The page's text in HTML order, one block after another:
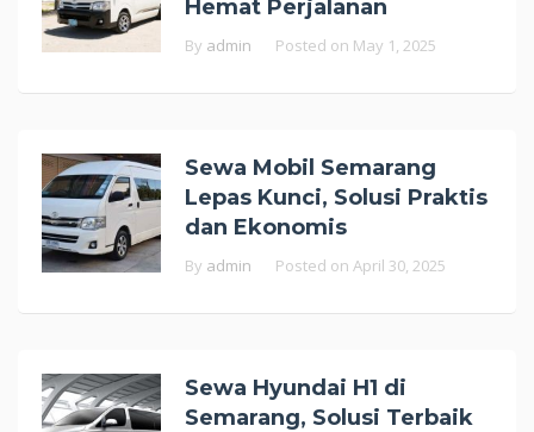
Hemat Perjalanan
By admin Posted on May 1, 2025
Sewa Mobil Semarang
Lepas Kunci, Solusi Praktis
dan Ekonomis
By admin Posted on April 30, 2025
Sewa Hyundai H1 di
Semarang, Solusi Terbaik